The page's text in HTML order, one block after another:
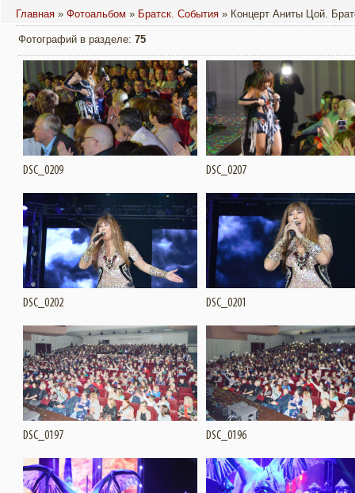
Главная » Фотоальбом » Братск. События » Концерт Аниты Цой.
Фотографий в разделе: 75
Подробнее Увеличить
DSC_0209
Подробнее
DSC_0207
Подробнее Увеличить
DSC_0202
Подробнее
DSC_0201
Подробнее Увеличить
DSC_0197
Подробнее
DSC_0196